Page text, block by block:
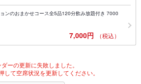
ンのおまかせコース全5品120分飲み放題付き 7000
7,000円 （税込）
ーの更新に失敗しました。
して空席状況を更新してください。